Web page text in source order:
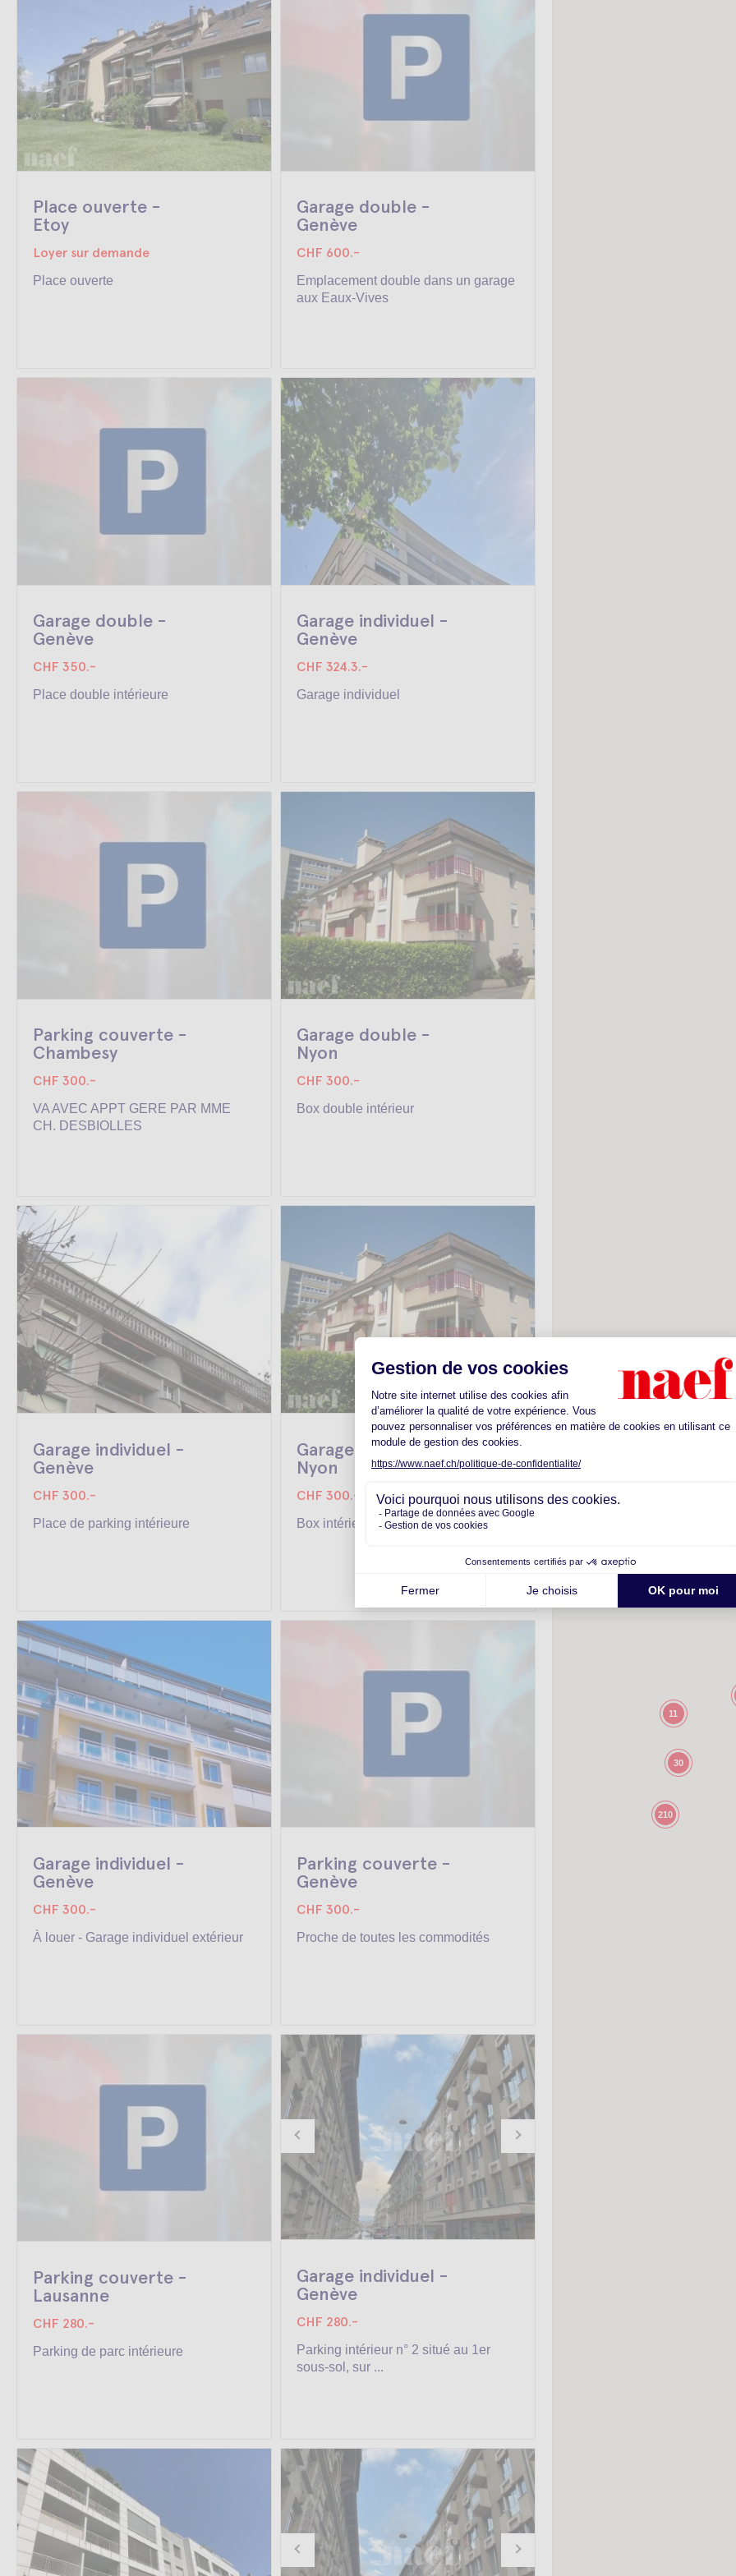
Place ouverte -
Etoy
Loyer sur demande
Place ouverte
Garage double -
Genève
CHF 600.-
Emplacement double dans un garage
aux Eaux-Vives
Garage double -
Genève
CHF 350.-
Place double intérieure
Garage individuel -
Genève
CHF 324.3.-
Garage individuel
Parking couverte -
Chambesy
CHF 300.-
VA AVEC APPT GERE PAR MME
CH. DESBIOLLES
Garage double -
Nyon
CHF 300.-
Box double intérieur
Garage individuel -
Genève
CHF 300.-
Place de parking intérieure
Garage double -
Nyon
CHF 300.-
Box intérieur double n° 1
Garage individuel -
Genève
CHF 300.-
À louer - Garage individuel extérieur
Parking couverte -
Genève
CHF 300.-
Proche de toutes les commodités
Parking couverte -
Lausanne
CHF 280.-
Parking de parc intérieure
Garage individuel -
Genève
CHF 280.-
Parking intérieur n° 2 situé au 1er
sous-sol, sur ...
210
30
11